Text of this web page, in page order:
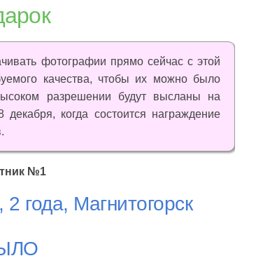
фотографии прямо сейчас с этой
качества, чтобы их можно было
разрешении будут высланы на
когда состоится награждение
№1
года, Магнитогорск